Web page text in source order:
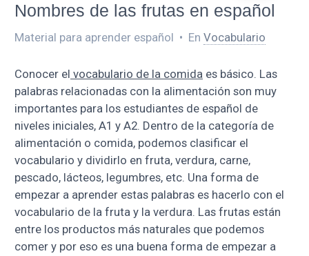
Nombres de las frutas en español
Material para aprender español • En Vocabulario
Conocer el vocabulario de la comida es básico. Las
palabras relacionadas con la alimentación son muy
importantes para los estudiantes de español de
niveles iniciales, A1 y A2. Dentro de la categoría de
alimentación o comida, podemos clasificar el
vocabulario y dividirlo en fruta, verdura, carne,
pescado, lácteos, legumbres, etc. Una forma de
empezar a aprender estas palabras es hacerlo con el
vocabulario de la fruta y la verdura. Las frutas están
entre los productos más naturales que podemos
comer y por eso es una buena forma de empezar a